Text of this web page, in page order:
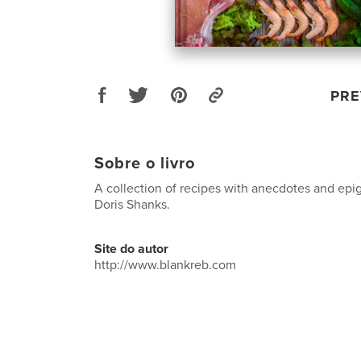
Sobre o livro
A collection of recipes with anecdotes and
Doris Shanks.
Site do autor
http://www.blankreb.com